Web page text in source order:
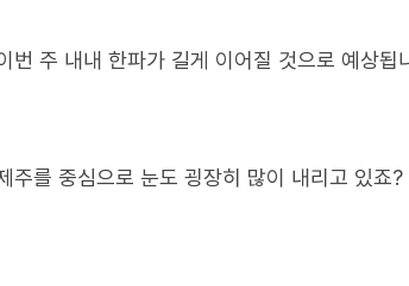
번 주 내내 한파가 길게 이어질 것으로 예상됩
주를 중심으로 눈도 굉장히 많이 내리고 있죠?